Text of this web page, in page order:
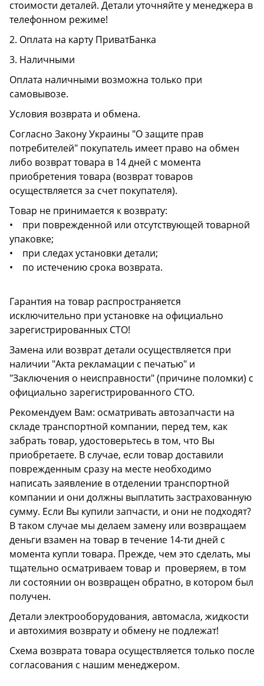
стоимости деталей. Детали уточняйте у менеджера в
телефонном режиме!
2. Оплата на карту ПриватБанка
3. Наличными
Оплата наличными возможна только при
самовывозе.
Условия возврата и обмена.
Согласно Закону Украины "О защите прав
потребителей" покупатель имеет право на обмен
либо возврат товара в 14 дней с момента
приобретения товара (возврат товаров
осуществляется за счет покупателя).
Товар не принимается к возврату:
• при поврежденной или отсутствующей товарной
упаковке;
• при следах установки детали;
• по истечению срока возврата.
Гарантия на товар распространяется
исключительно при установке на официально
зарегистрированных СТО!
Замена или возврат детали осуществляется при
наличии "Акта рекламации с печатью" и
"Заключения о неисправности" (причине поломки) с
официально зарегистрированного СТО.
Рекомендуем Вам: осматривать автозапчасти на
складе транспортной компании, перед тем, как
забрать товар, удостоверьтесь в том, что Вы
приобретаете. В случае, если товар доставили
поврежденным сразу на месте необходимо
написать заявление в отделении транспортной
компании и они должны выплатить застрахованную
сумму. Если Вы купили запчасти, и они не подходят?
В таком случае мы делаем замену или возвращаем
деньги взамен на товар в течение 14-ти дней с
момента купли товара. Прежде, чем это сделать, мы
тщательно осматриваем товар и проверяем, в том
ли состоянии он возвращен обратно, в котором был
получен.
Детали электрооборудования, автомасла, жидкости
и автохимия возврату и обмену не подлежат!
Схема возврата товара осуществляется только после
согласования с нашим менеджером.